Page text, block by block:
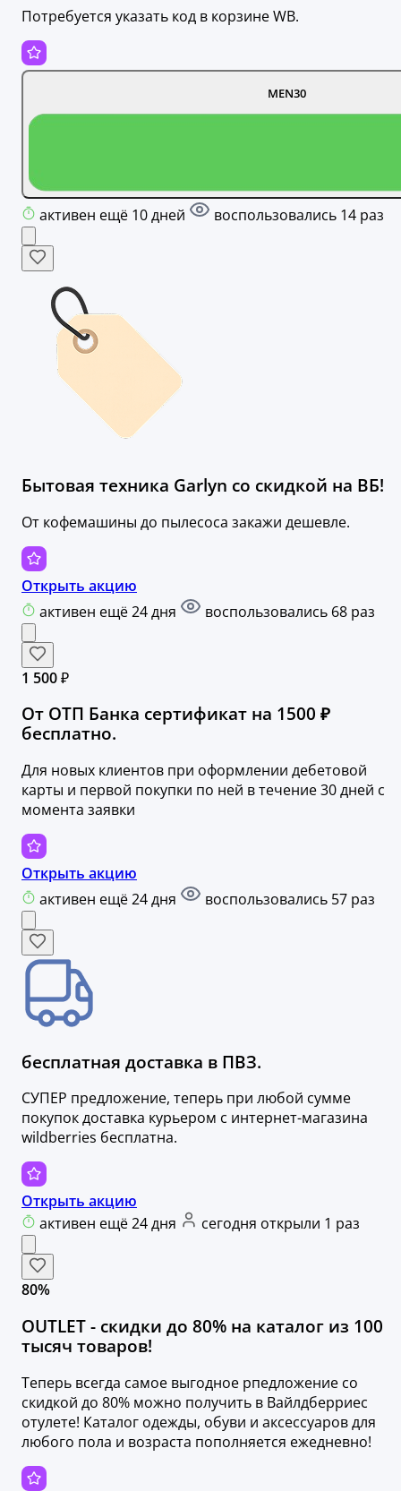
Потребуется указать код в корзине WB.
MEN30
активен ещё 10 дней воспользовались 14 раз
Бытовая техника Garlyn со скидкой на ВБ!
От кофемашины до пылесоса закажи дешевле.
Открыть акцию
активен ещё 24 дня
воспользовались 68 раз
1 500 ₽
От ОТП Банка сертификат на 1500 ₽
бесплатно.
Для новых клиентов при оформлении дебетовой
карты и первой покупки по ней в течение 30 дней с
момента заявки
Открыть акцию
активен ещё 24 дня
воспользовались 57 раз
бесплатная доставка в ПВЗ.
СУПЕР предложение, теперь при любой сумме
покупок доставка курьером с интернет-магазина
wildberries бесплатна.
Открыть акцию
активен ещё 24 дня
сегодня открыли 1 раз
80%
OUTLET - скидки до 80% на каталог из 100
тысяч товаров!
Теперь всегда самое выгодное рпедложение со
скидкой до 80% можно получить в Вайлдберриес
отулете! Каталог одежды, обуви и аксессуаров для
любого пола и возраста пополняется ежедневно!